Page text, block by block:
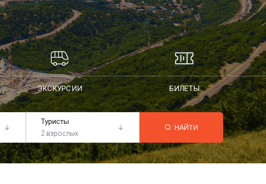
ЭКСКУРСИИ БИЛЕТЫ
Туристы
2 взрослых
НАЙТИ